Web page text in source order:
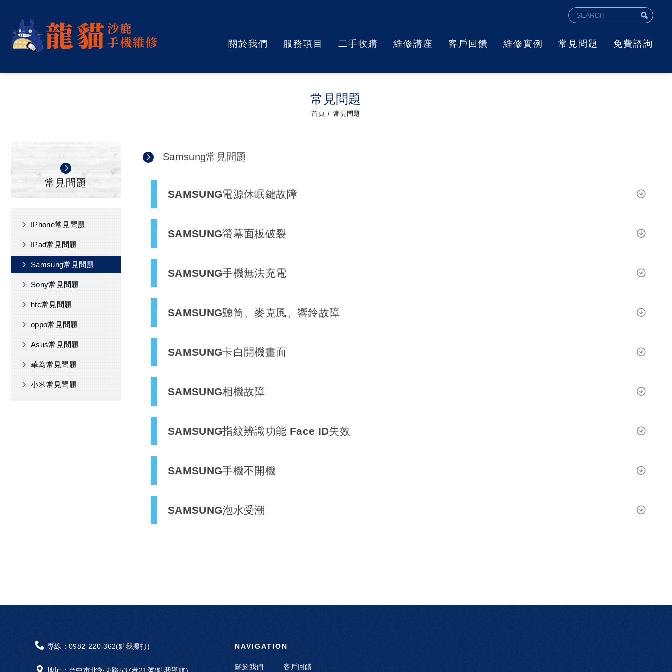
關於我們 服務項目 二手收購 維修講座 客戶回饋 維修實例 常見問題 免費諮詢
常見問題
首頁 常見問題
常見問題
IPhone常見問題
IPad常見問題
Samsung常見問題
Sony常見問題
htc常見問題
oppo常見問題
Asus常見問題
華為常見問題
小米常見問題
Samsung常見問題
SAMSUNG電源休眠鍵故障
SAMSUNG螢幕面板破裂
SAMSUNG手機無法充電
SAMSUNG聽筒、麥克風、響鈴故障
SAMSUNG卡白開機畫面
SAMSUNG相機故障
SAMSUNG指紋辨識功能 Face ID失效
SAMSUNG手機不開機
SAMSUNG泡水受潮
專線：0982-220-362(點我撥打) NAVIGATION
關於我們 客戶回饋